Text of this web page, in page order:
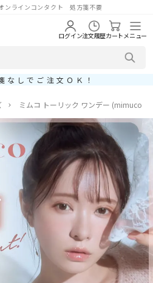
ンラインコンタクト 処方箋不要
ログイン注文履歴カートメニュー
なしでご注文ＯＫ！
ミムコ トーリック ワンデー (mimuco